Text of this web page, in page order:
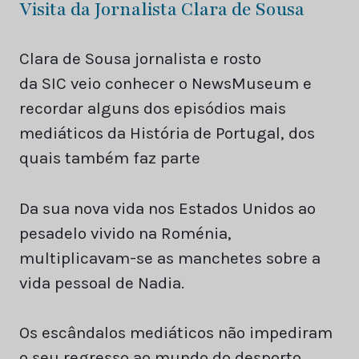
Visita da Jornalista Clara de Sousa
Clara de Sousa jornalista e rosto
da SIC veio conhecer o NewsMuseum e
recordar alguns dos episódios mais
mediáticos da História de Portugal, dos
quais também faz parte
Da sua nova vida nos Estados Unidos ao
pesadelo vivido na Roménia,
multiplicavam-se as manchetes sobre a
vida pessoal de Nadia.
Os escândalos mediáticos não impediram